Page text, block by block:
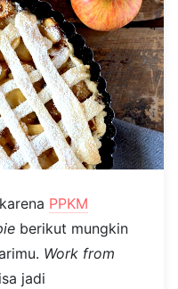
PPKM
berikut mungkin
Work from
jadi